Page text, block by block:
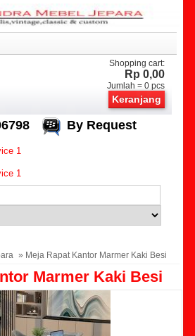
Shopping cart:
Rp 0,00
Jumlah =0 pcs
Keranjang
By Request
» Meja Rapat Kantor Marmer Kaki Besi
Marmer Kaki Besi